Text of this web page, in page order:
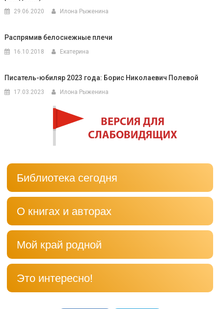
29.06.2020 Илона Рыженина
Распрямив белоснежные плечи
16.10.2018 Екатерина
Писатель-юбиляр 2023 года: Борис Николаевич Полевой
17.03.2023 Илона Рыженина
Библиотека сегодня
О книгах и авторах
Мой край родной
Это интересно!